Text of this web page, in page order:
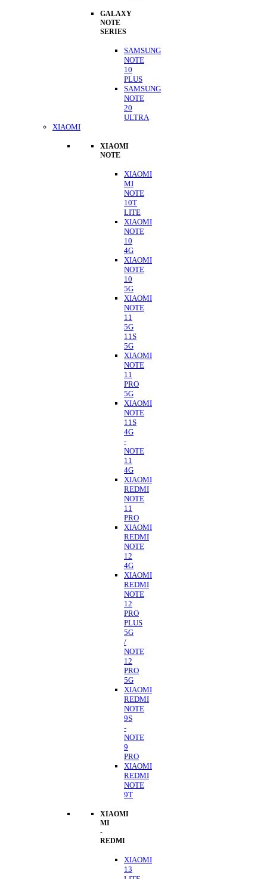
GALAXY
NOTE
SERIES
SAMSUNG
NOTE
10
PLUS
SAMSUNG
NOTE
20
ULTRA
XIAOMI
XIAOMI
NOTE
XIAOMI
MI
NOTE
10T
LITE
XIAOMI
NOTE
10
4G
XIAOMI
NOTE
10
5G
XIAOMI
NOTE
11
5G
11S
5G
XIAOMI
NOTE
11
PRO
5G
XIAOMI
NOTE
11S
4G
-
NOTE
11
4G
XIAOMI
REDMI
NOTE
11
PRO
XIAOMI
REDMI
NOTE
12
4G
XIAOMI
REDMI
NOTE
12
PRO
PLUS
5G
/
NOTE
12
PRO
5G
XIAOMI
REDMI
NOTE
9S
-
NOTE
9
PRO
XIAOMI
REDMI
NOTE
9T
XIAOMI
MI
-
REDMI
XIAOMI
13